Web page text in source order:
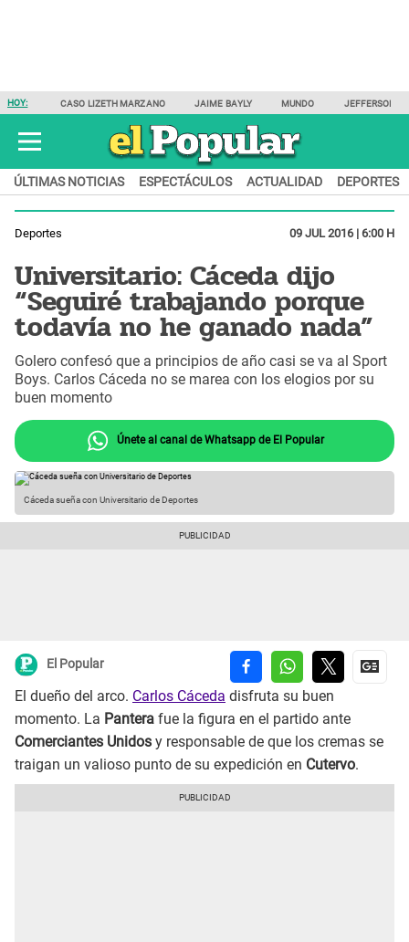
HOY: CASO LIZETH MARZANO JAIME BAYLY MUNDO JEFFERSON
ÚLTIMAS NOTICIAS ESPECTÁCULOS ACTUALIDAD DEPORTES
Deportes 09 JUL 2016 | 6:00 H
Universitario: Cáceda dijo
“Seguiré trabajando porque
todavía no he ganado nada”
Golero confesó que a principios de año casi se va al Sport
Boys. Carlos Cáceda no se marea con los elogios por su
buen momento
Únete al canal de Whatsapp de El Popular
Cáceda sueña con Universitario de Deportes
El Popular
El dueño del arco. Carlos Cáceda disfruta su buen
momento. La Pantera fue la figura en el partido ante
Comerciantes Unidos y responsable de que los cremas se
traigan un valioso punto de su expedición en Cutervo.